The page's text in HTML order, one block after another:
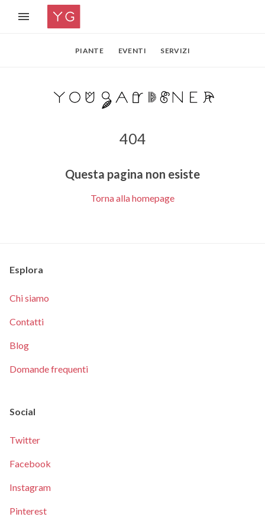
PIANTE EVENTI SERVIZI
404
Questa pagina non esiste
Torna alla homepage
Esplora
Chi siamo
Contatti
Blog
Domande frequenti
Social
Twitter
Facebook
Instagram
Pinterest